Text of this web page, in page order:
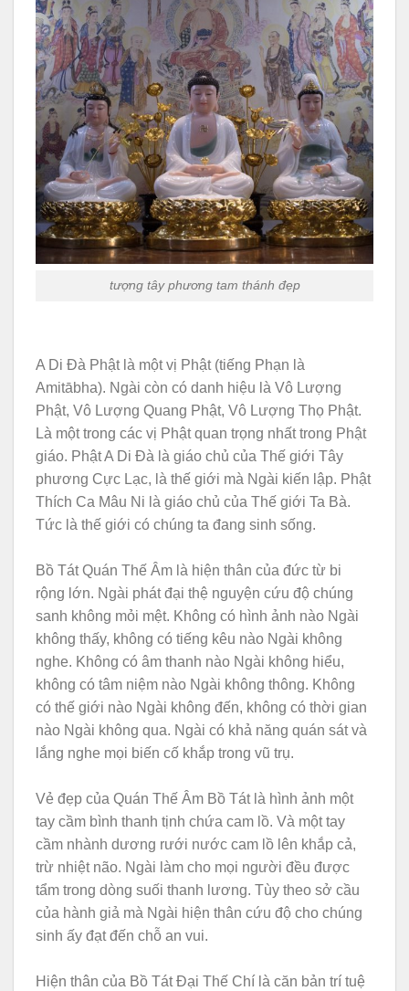
tượng tây phương tam thánh đẹp
A Di Đà Phật là một vị Phật (tiếng Phạn là
Amitābha). Ngài còn có danh hiệu là Vô Lượng
Phật, Vô Lượng Quang Phật, Vô Lượng Thọ Phật.
Là một trong các vị Phật quan trọng nhất trong Phật
giáo. Phật A Di Đà là giáo chủ của Thế giới Tây
phương Cực Lạc, là thế giới mà Ngài kiến lập. Phật
Thích Ca Mâu Ni là giáo chủ của Thế giới Ta Bà.
Tức là thế giới có chúng ta đang sinh sống.
Bồ Tát Quán Thế Âm là hiện thân của đức từ bi
rộng lớn. Ngài phát đại thệ nguyện cứu độ chúng
sanh không mỏi mệt. Không có hình ảnh nào Ngài
không thấy, không có tiếng kêu nào Ngài không
nghe. Không có âm thanh nào Ngài không hiểu,
không có tâm niệm nào Ngài không thông. Không
có thế giới nào Ngài không đến, không có thời gian
nào Ngài không qua. Ngài có khả năng quán sát và
lắng nghe mọi biến cố khắp trong vũ trụ.
Vẻ đẹp của Quán Thế Âm Bồ Tát là hình ảnh một
tay cầm bình thanh tịnh chứa cam lồ. Và một tay
cầm nhành dương rưới nước cam lồ lên khắp cả,
trừ nhiệt não. Ngài làm cho mọi người đều được
tẩm trong dòng suối thanh lương. Tùy theo sở cầu
của hành giả mà Ngài hiện thân cứu độ cho chúng
sinh ấy đạt đến chỗ an vui.
Hiện thân của Bồ Tát Đại Thế Chí là căn bản trí tuệ